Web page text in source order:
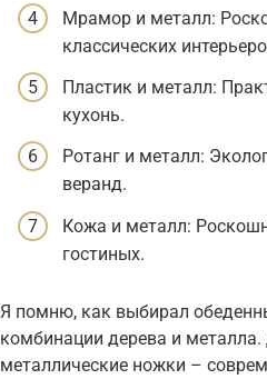
Мрамор и металл:
классических
Пластик и металл:
кухонь.
Ротанг и металл:
веранд.
Кожа и металл:
гостиных.
Я помню, как выбирал
комбинации дерева и
металлические ножки –